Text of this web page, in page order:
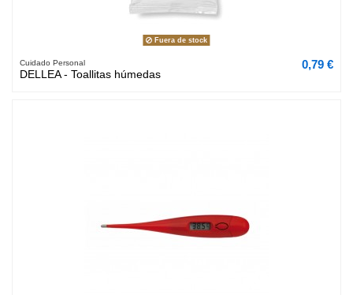
Fuera de stock
Cuidado Personal
DELLEA - Toallitas húmedas
0,79 €